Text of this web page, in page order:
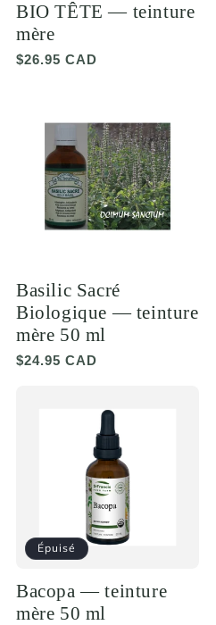
BIO TÊTE — teinture
mère
Prix
$26.95 CAD
Basilic Sacré
Biologique — teinture
mère 50 ml
Prix
$24.95 CAD
Épuisé
Bacopa — teinture
mère 50 ml